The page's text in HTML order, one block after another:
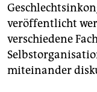
veröffentlicht
verschiedene
miteinander